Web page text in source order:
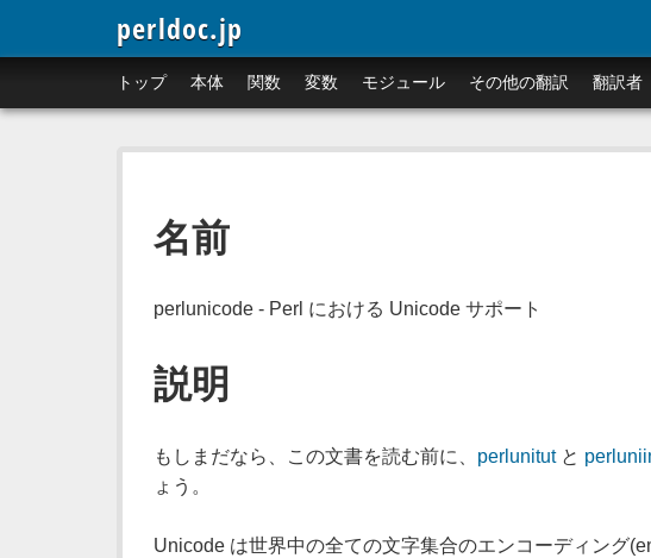
perldoc.jp
トップ 本体 関数 変数 モジュール その他の翻訳 翻訳者
名前
perlunicode - Perl における Unicode サポート
説明
もしまだなら、この文書を読む前に、 perlunitutと
ょう。
Unicode は世界中の全ての文字集合のエンコーディング